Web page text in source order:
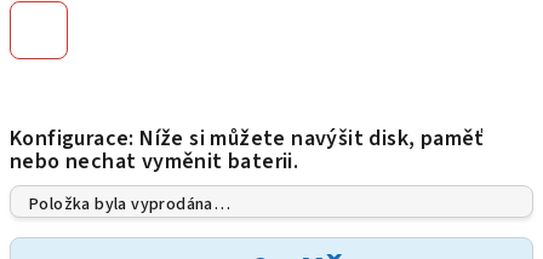
Konfigurace: Níže si můžete navýšit disk, paměť
nebo nechat vyměnit baterii.
Položka byla vyprodána…